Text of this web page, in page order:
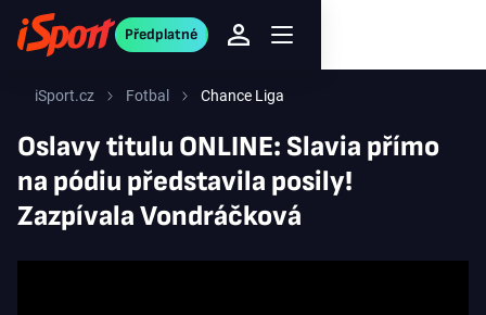
Předplatné
iSport.cz Fotbal Chance Liga
Oslavy titulu ONLINE: Slavia přímo
na pódiu představila posily!
Zazpívala Vondráčková